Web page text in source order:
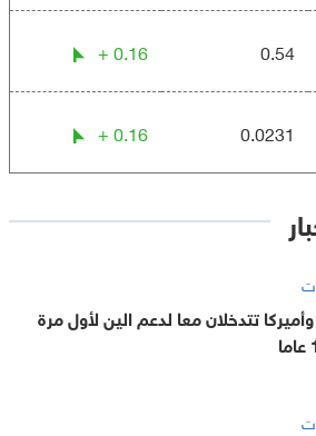
0.54
0.16 +
0.0231
0.16 +
وأميركا تتدخلان معا لدعم الين لأول مرة